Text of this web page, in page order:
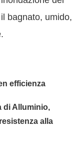
bagnato, umido,
efficienza
di Alluminio,
alla